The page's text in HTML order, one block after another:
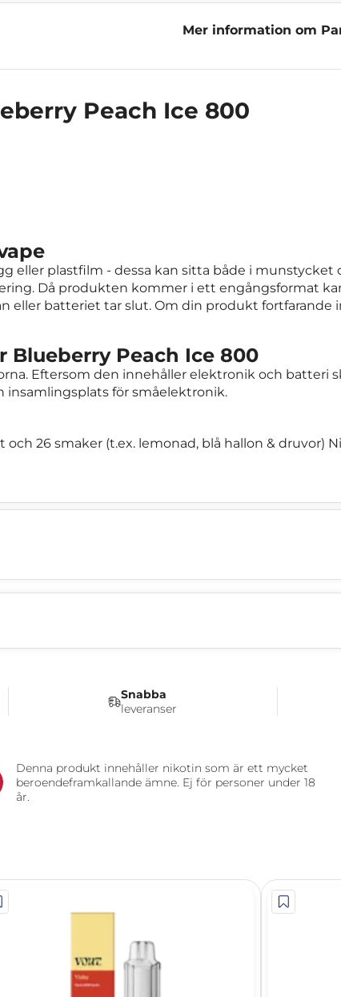
Mer information om
Peach Ice 800
eller plastfilm - dessa kan sitta både i munstycket
Då produkten kommer i ett engångsformat
eller batteriet tar slut. Om din produkt fortfarande
Blueberry Peach Ice 800
Eftersom den innehåller elektronik och batteri
insamlingsplats för småelektronik.
26 smaker (t.ex. lemonad, blå hallon & druvor)
Snabba
leveranser
Denna produkt innehåller nikotin som är ett mycket
beroendeframkallande ämne. Ej för personer under 18
år.